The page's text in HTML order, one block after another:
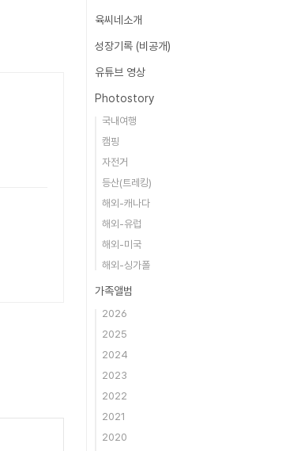
육씨네소개
성장기록 (비공개)
유튜브 영상
Photostory
국내여행
캠핑
자전거
등산(트레킹)
해외-캐나다
해외-유럽
해외-미국
해외-싱가폴
가족앨범
2026
2025
2024
2023
2022
2021
2020